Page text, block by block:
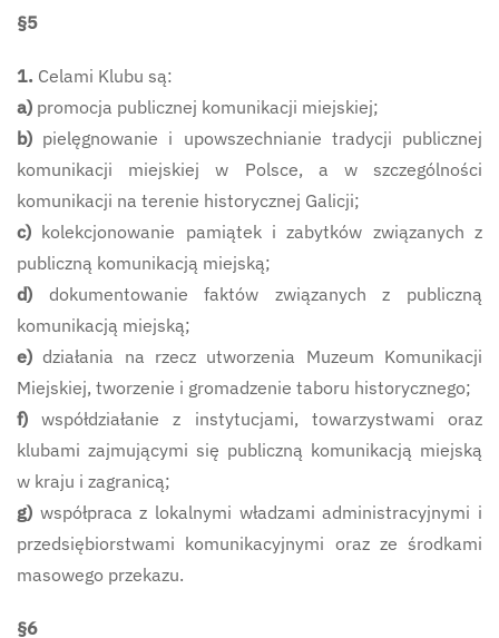
§5
1. Celami Klubu są:
a) promocja publicznej komunikacji miejskiej;
b) pielęgnowanie i upowszechnianie tradycji publicznej
komunikacji miejskiej w Polsce, a w szczególności
komunikacji na terenie historycznej Galicji;
c) kolekcjonowanie pamiątek i zabytków związanych z
publiczną komunikacją miejską;
d)
dokumentowanie faktów związanych z publiczną
komunikacją miejską;
e) działania na rzecz utworzenia Muzeum Komunikacji
Miejskiej, tworzenie i gromadzenie taboru historycznego;
f)
współdziałanie z instytucjami, towarzystwami oraz
klubami zajmującymi się publiczną komunikacją miejską
w kraju i zagranicą;
g) współpraca z lokalnymi władzami administracyjnymi i
przedsiębiorstwami komunikacyjnymi oraz ze środkami
masowego przekazu.
§6